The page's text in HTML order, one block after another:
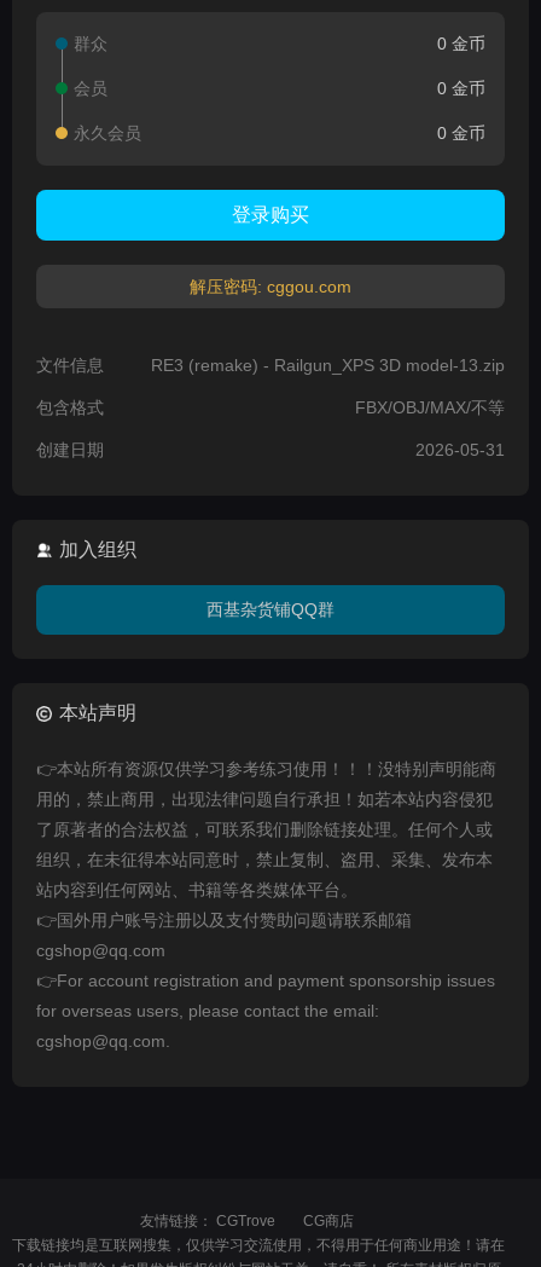
群众 0 金币
会员 0 金币
永久会员 0 金币
登录购买
解压密码: cggou.com
文件信息 RE3 (remake) - Railgun_XPS 3D model-13.zip
包含格式 FBX/OBJ/MAX/不等
创建日期 2026-05-31
加入组织
西基杂货铺QQ群
本站声明
👉本站所有资源仅供学习参考练习使用！！！没特别声明能商
用的，禁止商用，出现法律问题自行承担！如若本站内容侵犯
了原著者的合法权益，可联系我们删除链接处理。任何个人或
组织，在未征得本站同意时，禁止复制、盗用、采集、发布本
站内容到任何网站、书籍等各类媒体平台。
👉国外用户账号注册以及支付赞助问题请联系邮箱
cgshop@qq.com
👉For account registration and payment sponsorship issues
for overseas users, please contact the email:
cgshop@qq.com.
友情链接： CGTrove
CG商店
下载链接均是互联网搜集，仅供学习交流使用，不得用于任何商业用途！请在